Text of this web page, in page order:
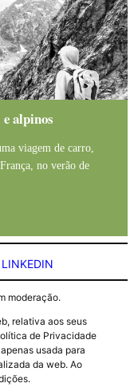
alpinos
viagem de carro,
no verão de
LINKEDIN
moderação.
relativa aos seus
de Privacidade
usada para
da web. Ao